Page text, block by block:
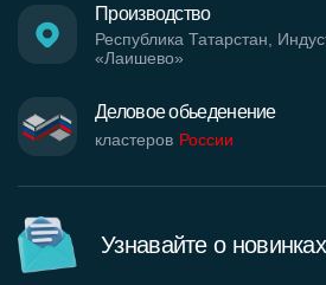
Деловое обьеденение
кластеров России
Производство
Республика Татарстан,
«Лаишево»
Узнавайте о